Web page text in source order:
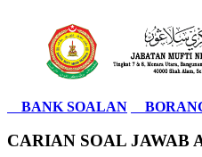
BANK SOALAN
CARIAN SOAL JAWAB